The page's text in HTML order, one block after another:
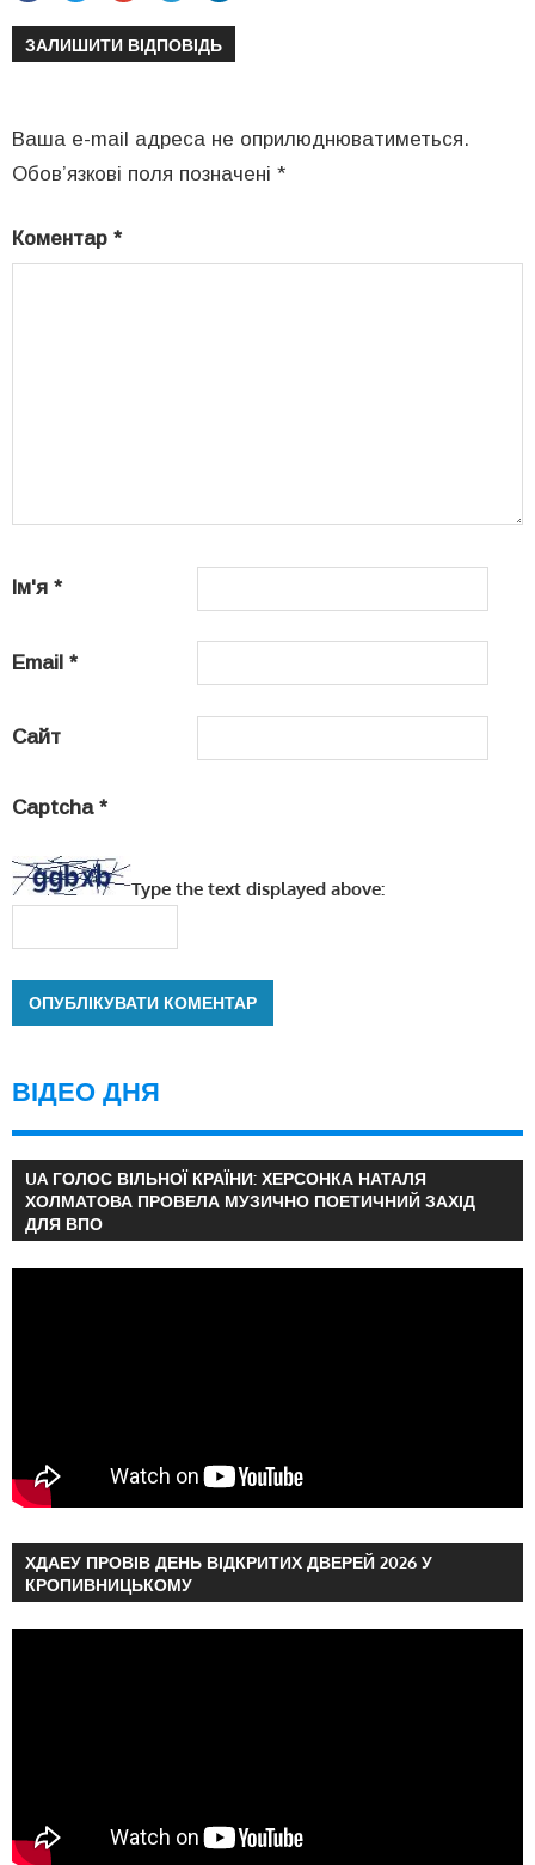
ЗАЛИШИТИ ВІДПОВІДЬ
Ваша e-mail адреса не оприлюднюватиметься.
Обов’язкові поля позначені *
Коментар *
Ім'я *
Email *
Сайт
Captcha *
Type the text displayed above:
ВІДЕО ДНЯ
UA ГОЛОС ВІЛЬНОЇ КРАЇНИ: ХЕРСОНКА НАТАЛЯ
ХОЛМАТОВА ПРОВЕЛА МУЗИЧНО ПОЕТИЧНИЙ ЗАХІД
ДЛЯ ВПО
ХДАЕУ ПРОВІВ ДЕНЬ ВІДКРИТИХ ДВЕРЕЙ 2026 У
КРОПИВНИЦЬКОМУ